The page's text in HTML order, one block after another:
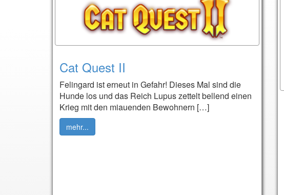
Cat Quest II
Felingard ist erneut in Gefahr! Dieses Mal sind die
Hunde los und das Reich Lupus zettelt bellend einen
Krieg mit den miauenden Bewohnern […]
mehr...